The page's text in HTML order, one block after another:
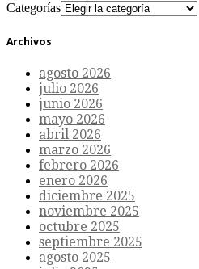
Categorías
Archivos
agosto 2026
julio 2026
junio 2026
mayo 2026
abril 2026
marzo 2026
febrero 2026
enero 2026
diciembre 2025
noviembre 2025
octubre 2025
septiembre 2025
agosto 2025